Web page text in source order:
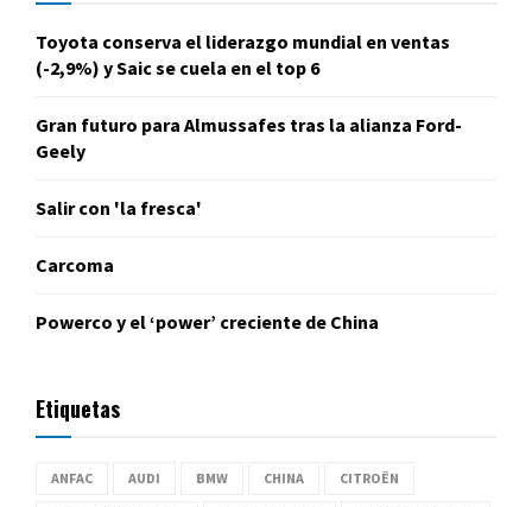
Toyota conserva el liderazgo mundial en ventas
(-2,9%) y Saic se cuela en el top 6
Gran futuro para Almussafes tras la alianza Ford-
Geely
Salir con 'la fresca'
Carcoma
Powerco y el ‘power’ creciente de China
Etiquetas
ANFAC AUDI BMW CHINA CITROËN